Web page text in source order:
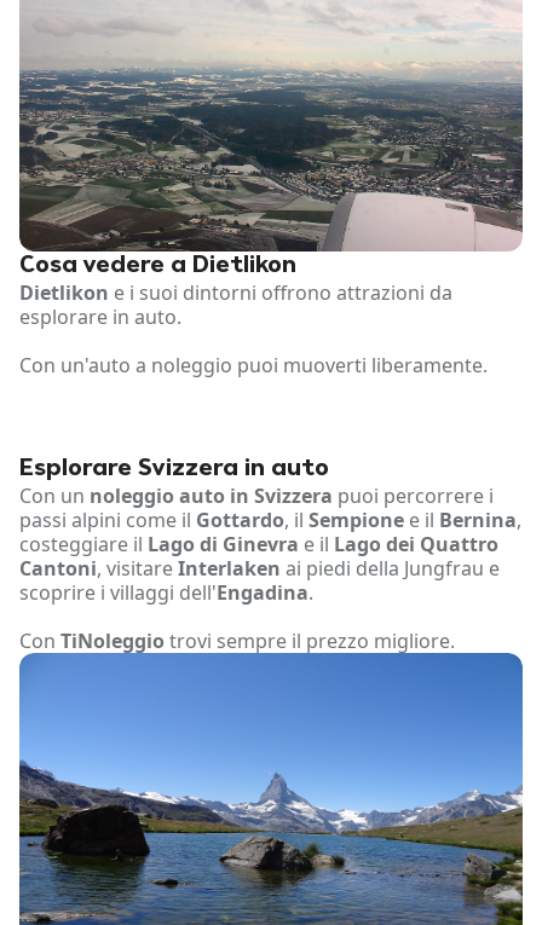
Cosa vedere a Dietlikon
Dietlikon e i suoi dintorni offrono attrazioni da
esplorare in auto.
Con un'auto a noleggio puoi muoverti liberamente.
Esplorare Svizzera in auto
Con un noleggio auto in Svizzera puoi percorrere i
passi alpini come il Gottardo, il Sempione e il Bernina,
costeggiare il Lago di Ginevra e il Lago dei Quattro
Cantoni, visitareInterlaken ai piedi della Jungfrau e
scoprire i villaggi dell'Engadina.
Con TiNoleggiotrovi sempre il prezzo migliore.